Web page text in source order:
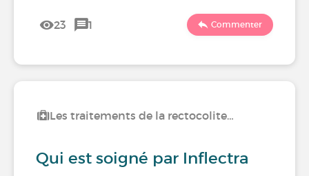
23 1 Commenter
Les traitements de la rectocolite…
Qui est soigné par Inflectra